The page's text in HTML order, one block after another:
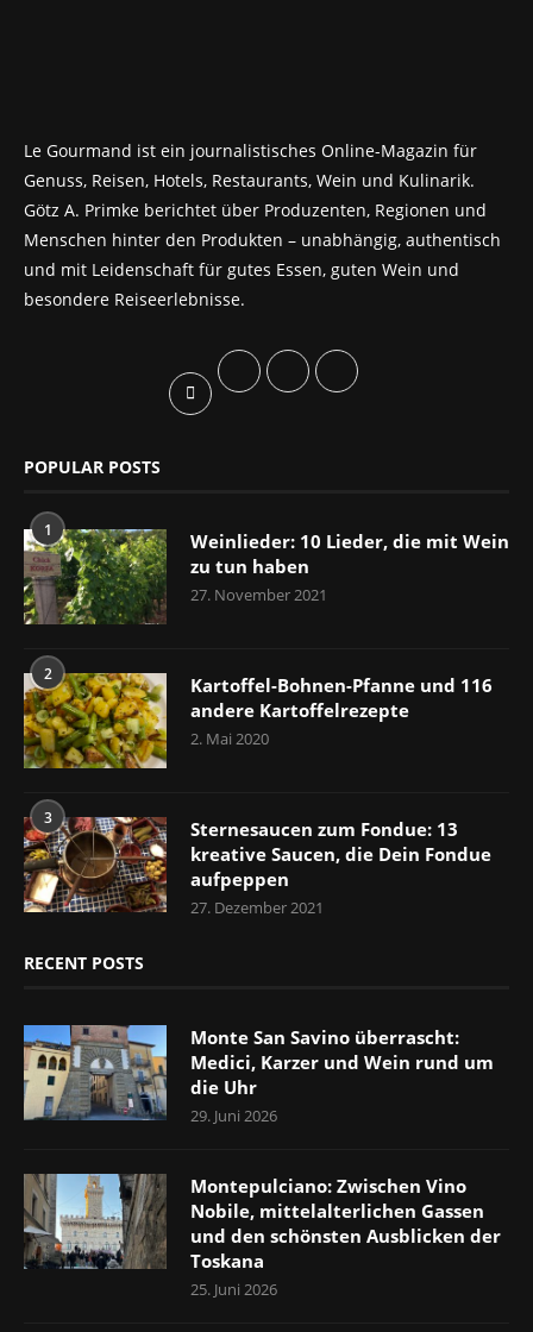
Le Gourmand ist ein journalistisches Online-Magazin für
Genuss, Reisen, Hotels, Restaurants, Wein und Kulinarik.
Götz A. Primke berichtet über Produzenten, Regionen und
Menschen hinter den Produkten – unabhängig, authentisch
und mit Leidenschaft für gutes Essen, guten Wein und
besondere Reiseerlebnisse.
POPULAR POSTS
1
Weinlieder: 10 Lieder, die mit Wein
zu tun haben
27. November 2021
2
Kartoffel-Bohnen-Pfanne und 116
andere Kartoffelrezepte
2. Mai 2020
3
Sternesaucen zum Fondue: 13
kreative Saucen, die Dein Fondue
aufpeppen
27. Dezember 2021
RECENT POSTS
Monte San Savino überrascht:
Medici, Karzer und Wein rund um
die Uhr
29. Juni 2026
Montepulciano: Zwischen Vino
Nobile, mittelalterlichen Gassen
und den schönsten Ausblicken der
Toskana
25. Juni 2026